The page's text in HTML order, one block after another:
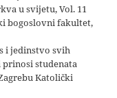
u svijetu, Vol. 11
bogoslovni fakultet,
i jedinstvo svih
prinosi studenata
Katolički